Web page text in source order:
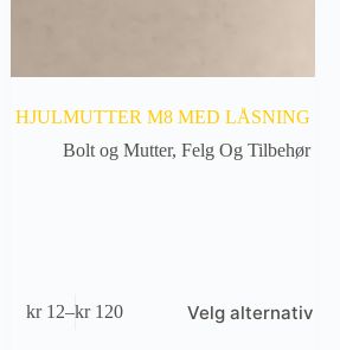
HJULMUTTER M8 MED LÅSNING
Bolt og Mutter, Felg Og Tilbehør
kr12–kr120
Prisområde:
Velg alternativ
produktet